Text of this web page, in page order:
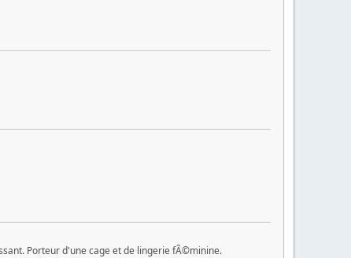
Porteur d'une cage et de lingerie fÃ©minine.